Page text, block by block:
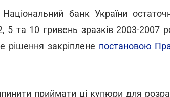
банк України
та 10 гривень зразків 2003-2007
рішення закріплене постановою
приймати ці купюри для